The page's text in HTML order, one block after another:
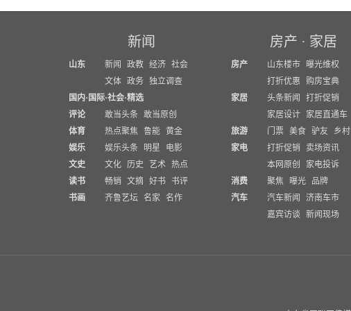
新闻
山东 新闻 政教 经济 社会
文体 政务 独立调查
国内 · 国际·社会·精选
评论
敢当头条 敢当原创
体育
热点聚焦 鲁能 黄金
娱乐
娱乐头条 明星
电影
文史
文化 历史 艺术 热点
读书
畅销 文摘 好书 书评
书画
齐鲁艺坛 名家 名作
房产 · 家居
房产 山东楼市
曝光维权
打折优惠
购房宝典
家居
头条新闻
打折促销
家居设计
家居直通车
旅游
门票 美食 驴友
乡村
家电
打折促销
卖场资讯
本网原创
家电投诉
消费
聚焦 曝光
品牌
汽车
汽车新闻
济南车市
嘉宾访谈
新闻现场